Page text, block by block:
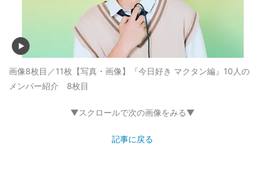
画像8枚目／11枚 【写真・画像】『今日好き マクタン編』10人の
メンバー紹介 8枚目
▼スクロールで次の画像をみる▼
記事に戻る